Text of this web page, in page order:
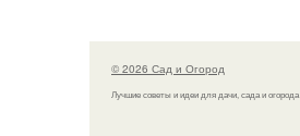
© 2026 Сад и Огород
Лучшие советы и идеи для дачи, сада и огорода